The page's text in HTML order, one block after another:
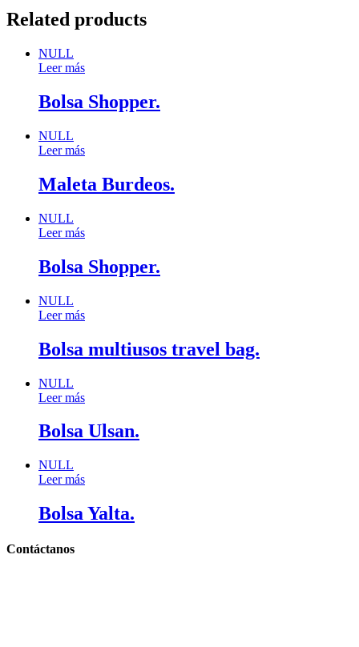
Related products
NULL
Leer más
Bolsa Shopper.
NULL
Leer más
Maleta Burdeos.
NULL
Leer más
Bolsa Shopper.
NULL
Leer más
Bolsa multiusos travel bag.
NULL
Leer más
Bolsa Ulsan.
NULL
Leer más
Bolsa Yalta.
Contáctanos